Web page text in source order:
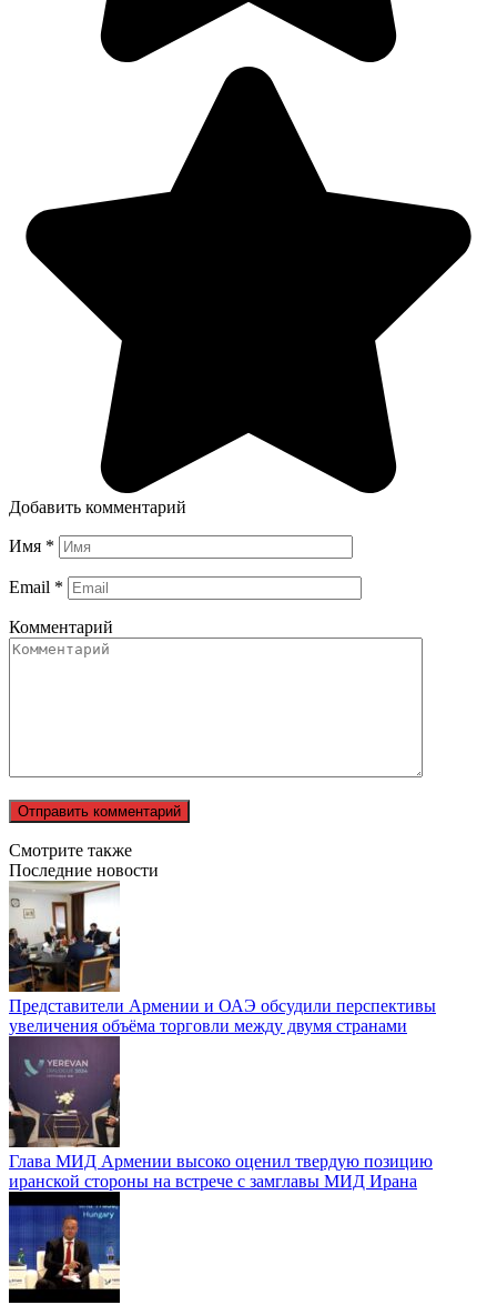
Добавить комментарий
Имя *
Email *
Комментарий
Смотрите также
Последние новости
Представители Армении и ОАЭ обсудили перспективы
увеличения объёма торговли между двумя странами
Глава МИД Армении высоко оценил твердую позицию
иранской стороны на встрече с замглавы МИД Ирана